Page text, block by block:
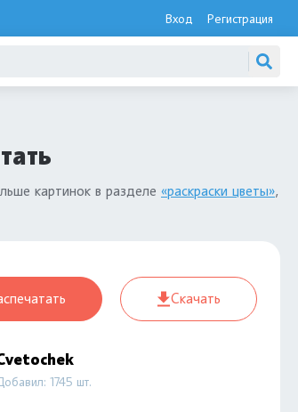
Вход Регистрация
картинок в разделе «раскраски цветы»,
Скачать
1745 шт.